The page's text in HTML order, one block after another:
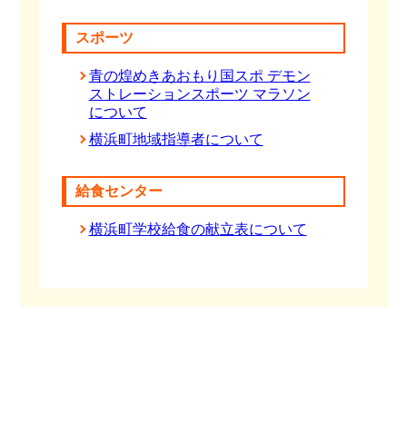
スポーツ
青の煌めきあおもり国スポ デモン
ストレーションスポーツ マラソン
について
横浜町地域指導者について
給食センター
横浜町学校給食の献立表について